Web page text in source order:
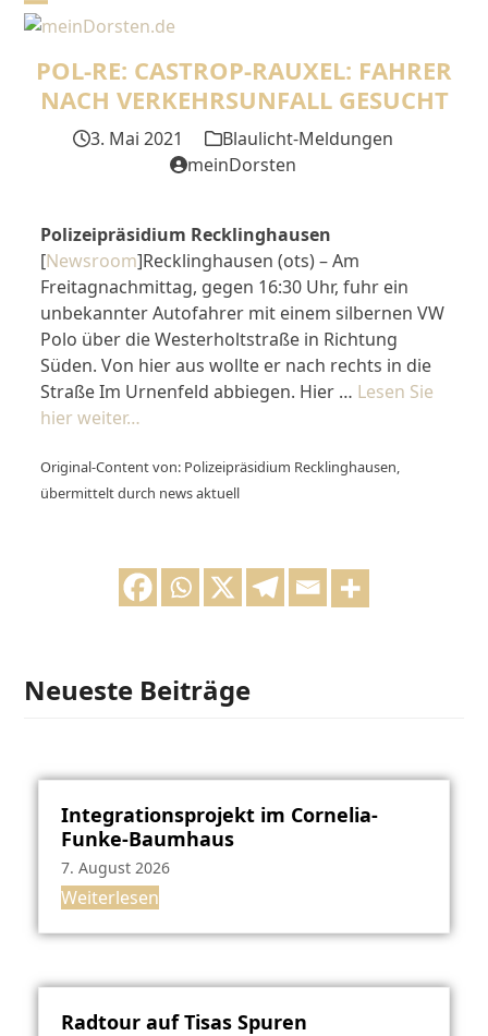
Skip
content
Open
mobile
menu
Close
mobile
menu
POL-RE: CASTROP-RAUXEL: FAHRER
NACH VERKEHRSUNFALL GESUCHT
3. Mai 2021
Blaulicht-Meldungen
meinDorsten
Polizeipräsidium Recklinghausen
[Newsroom]Recklinghausen (ots) – Am
Freitagnachmittag, gegen 16:30 Uhr, fuhr ein
unbekannter Autofahrer mit einem silbernen VW
Polo über die Westerholtstraße in Richtung
Süden. Von hier aus wollte er nach rechts in die
Straße Im Urnenfeld abbiegen. Hier … Lesen Sie
hier weiter…
Original-Content von: Polizeipräsidium Recklinghausen,
übermittelt durch news aktuell
Neueste Beiträge
Integrationsprojekt im Cornelia-
Funke-Baumhaus
7. August 2026
Weiterlesen
Radtour auf Tisas Spuren